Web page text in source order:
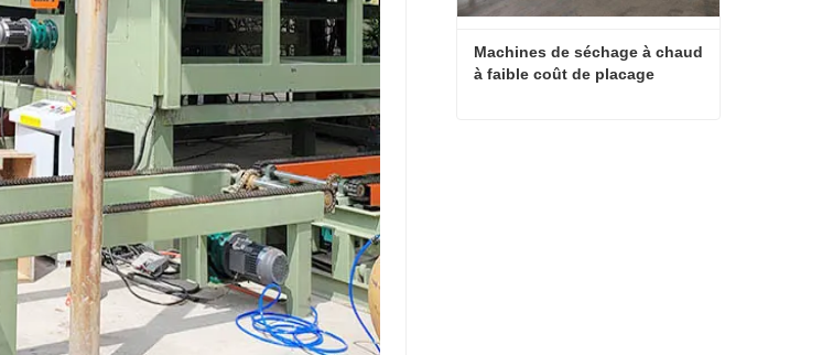
Machines de séchage à chaud
à faible coût de placage